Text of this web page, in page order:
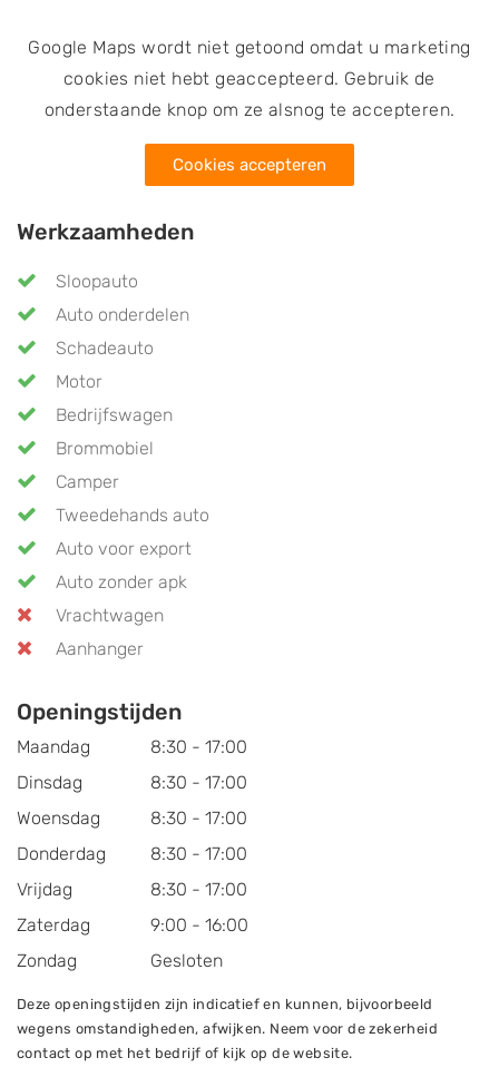
Google Maps wordt niet getoond omdat u marketing
cookies niet hebt geaccepteerd. Gebruik de
onderstaande knop om ze alsnog te accepteren.
Cookies accepteren
Werkzaamheden
Sloopauto
Auto onderdelen
Schadeauto
Motor
Bedrijfswagen
Brommobiel
Camper
Tweedehands auto
Auto voor export
Auto zonder apk
Vrachtwagen
Aanhanger
Openingstijden
Maandag
8:30 - 17:00
Dinsdag
8:30 - 17:00
Woensdag
8:30 - 17:00
Donderdag
8:30 - 17:00
Vrijdag
8:30 - 17:00
Zaterdag
9:00 - 16:00
Zondag
Gesloten
Deze openingstijden zijn indicatief en kunnen, bijvoorbeeld
wegens omstandigheden, afwijken. Neem voor de zekerheid
contact op met het bedrijf of kijk op de website.